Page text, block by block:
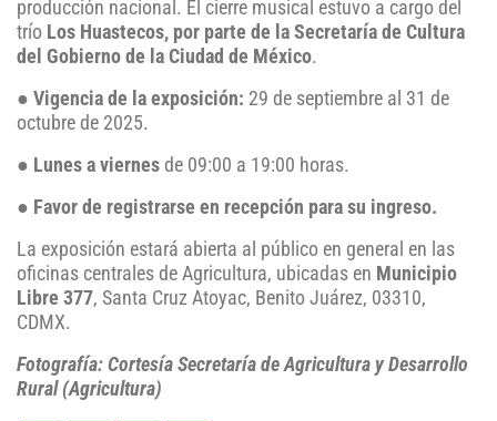
producción nacional. El cierre musical estuvo a cargo del
trío Los Huastecos, por parte de la Secretaría de Cultura
del Gobierno de la Ciudad de México.
● Vigencia de la exposición: 29 de septiembre al 31 de
octubre de 2025.
● Lunes a viernes de 09:00 a 19:00 horas.
● Favor de registrarse en recepción para su ingreso.
La exposición estará abierta al público en general en las
oficinas centrales de Agricultura, ubicadas en Municipio
Libre 377, Santa Cruz Atoyac, Benito Juárez, 03310,
CDMX.
Fotografía: Cortesía Secretaría de Agricultura y Desarrollo
Rural (Agricultura)